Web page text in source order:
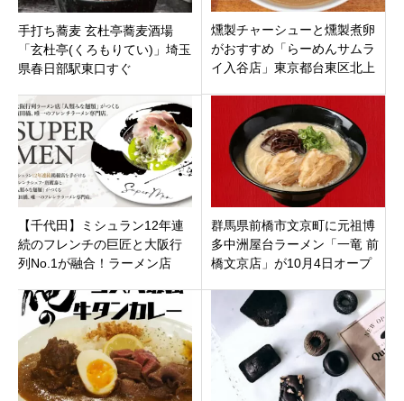
手打ち蕎麦 玄杜亭蕎麦酒場
「玄杜亭(くろもりてい)」埼玉
県春日部駅東口すぐ
燻製チャーシューと燻製煮卵
がおすすめ「らーめんサムラ
イ入谷店」東京都台東区北上
【千代田】ミシュラン12年連
続のフレンチの巨匠と大阪行
列No.1が融合！ラーメン店
誕生
群馬県前橋市文京町に元祖博
多中洲屋台ラーメン「一竜 前
橋文京店」が10月4日オープ
返しをぜひ！